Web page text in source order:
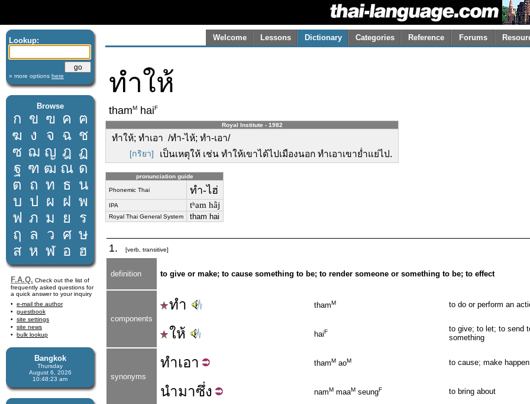
Lookup:
» more options here
Browse
ก ข ฃ ค ฅ
ฆ ง จ ฉ ช
ซ ฌ ญ ฎ ฏ
ฐ ฑ ฒ ณ ด
ต ถ ท ธ น
บ ป ผ ฝ พ
ฟ ภ ม ย
ร
ฤ
ล ว ศ ษ
ส ห ฬ อ ฮ
F.A.Q. Check out the list of
frequently asked questions for
a quick answer to your inquiry
e-mail the author
guestbook
site settings
site news
bulk lookup
Bangkok
Thursday
August 6, 2026
10:48:24 am
Welcome Lessons Dictionary Categories Reference Forums
ทำให้
thamM haiF
Royal Institute - 1982
ทำให้; ทำเอา /ทำ-ไห้; ทำ-เอา/
[กริยา] เป็นเหตุให้ เช่น ทำให้เขาได้ไปเมืองนอก ทำเอาเขาย่ำแย่ไป.
pronunciation guide
Phonemic Thai ทำ-ไฮ่
IPA tʰam hâj
Royal Thai General System tham hai
1. [verb, transitive]
definition to give or make; to cause something to be; to render someone or something to be; to effect
components
ทำ thamM to do or perform an
ให้ haiF
to give; to let; to send
something
synonyms
ทำเอา thamM aoM to cause; make happen
นำมาซึ่ง namM maaM seungF to bring about